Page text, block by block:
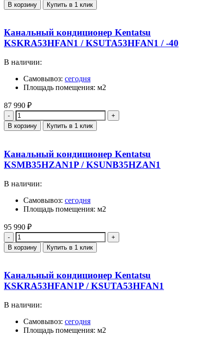
В корзину Купить в 1 клик
Канальный кондиционер Kentatsu
KSKRA53HFAN1 / KSUTA53HFAN1 / -40
В наличии:
Самовывоз: сегодня
Площадь помещения: м2
87 990 ₽
Количество
В корзину Купить в 1 клик
Канальный кондиционер Kentatsu
KSMB35HZAN1P / KSUNB35HZAN1
В наличии:
Самовывоз: сегодня
Площадь помещения: м2
95 990 ₽
Количество
В корзину Купить в 1 клик
Канальный кондиционер Kentatsu
KSKRA53HFAN1P / KSUTA53HFAN1
В наличии:
Самовывоз: сегодня
Площадь помещения: м2